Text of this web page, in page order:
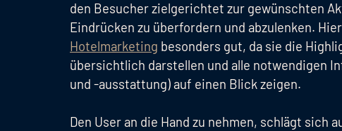
den Besucher zielgerichtet zur gewünschten
Eindrücken zu überfordern und abzulenken.
Hotelmarketing besonders gut, da sie die
übersichtlich darstellen und alle notwendigen
und -ausstattung) auf einen Blick zeigen.
Den User an die Hand zu nehmen, schlägt sich